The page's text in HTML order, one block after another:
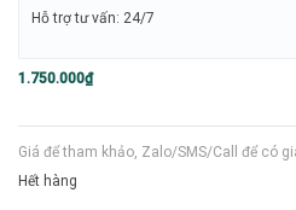
Hỗ trợ tư vấn: 24/7
1.750.000₫
Giá để tham khảo, Zalo/SMS/Call để có
Hết hàng